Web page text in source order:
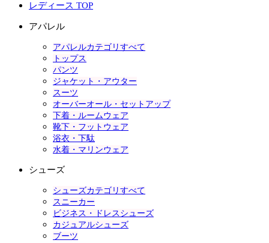
レディース TOP
アパレル
アパレルカテゴリすべて
トップス
パンツ
ジャケット・アウター
スーツ
オーバーオール・セットアップ
下着・ルームウェア
靴下・フットウェア
浴衣・下駄
水着・マリンウェア
シューズ
シューズカテゴリすべて
スニーカー
ビジネス・ドレスシューズ
カジュアルシューズ
ブーツ